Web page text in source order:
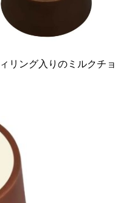
リング入りのミルクチョ